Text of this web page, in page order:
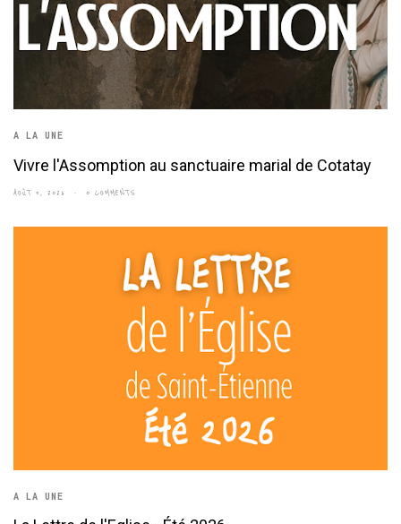
A LA UNE
Vivre l'Assomption au sanctuaire marial de Cotatay
AOÛT 5, 2026 0 COMMENTS
A LA UNE